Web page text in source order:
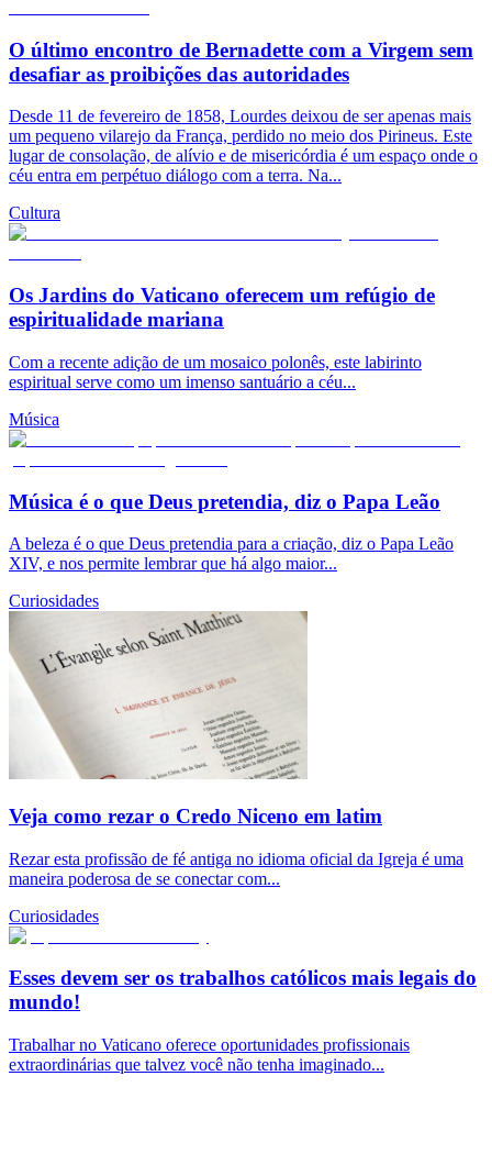
O último encontro de Bernadette com a Virgem sem
desafiar as proibições das autoridades
Desde 11 de fevereiro de 1858, Lourdes deixou de ser apenas mais
um pequeno vilarejo da França, perdido no meio dos Pirineus. Este
lugar de consolação, de alívio e de misericórdia é um espaço onde o
céu entra em perpétuo diálogo com a terra. Na...
Cultura
Os Jardins do Vaticano oferecem um refúgio de
espiritualidade mariana
Com a recente adição de um mosaico polonês, este labirinto
espiritual serve como um imenso santuário a céu...
Música
Música é o que Deus pretendia, diz o Papa Leão
A beleza é o que Deus pretendia para a criação, diz o Papa Leão
XIV, e nos permite lembrar que há algo maior...
Curiosidades
Veja como rezar o Credo Niceno em latim
Rezar esta profissão de fé antiga no idioma oficial da Igreja é uma
maneira poderosa de se conectar com...
Curiosidades
Esses devem ser os trabalhos católicos mais legais do
mundo!
Trabalhar no Vaticano oferece oportunidades profissionais
extraordinárias que talvez você não tenha imaginado...